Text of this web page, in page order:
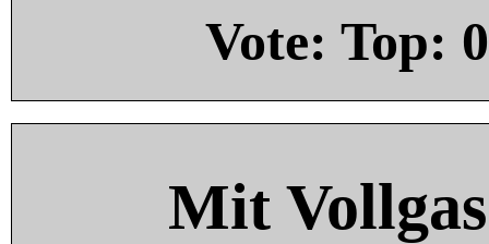
Vote: Top: 0
Mit